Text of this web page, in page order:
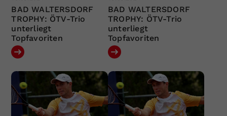
BAD WALTERSDORF
TROPHY: ÖTV-Trio
unterliegt
Topfavoriten
BAD WALTERSDORF
TROPHY: ÖTV-Trio
unterliegt
Topfavoriten